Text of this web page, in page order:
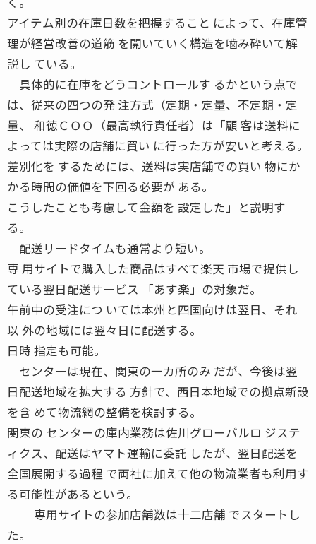
アイテム別の在庫日数を把握すること によって、在庫管
理が経営改善の道筋 を開いていく構造を噛み砕いて解
説し ている。
具体的に在庫をどうコントロールす るかという点で
は、従来の四つの発 注方式（定期・定量、不定期・定
量、 和徳ＣＯＯ（最高執行責任者）は「顧 客は送料に
よっては実際の店舗に買い に行った方が安いと考える。
差別化を するためには、送料は実店舗での買い 物にか
かる時間の価値を下回る必要が ある。
こうしたことも考慮して金額を 設定した」と説明す
る。
配送リードタイムも通常より短い。
専 用サイトで購入した商品はすべて楽天 市場で提供し
ている翌日配送サービス 「あす楽」の対象だ。
午前中の受注につ いては本州と四国向けは翌日、それ
以 外の地域には翌々日に配送する。
日時 指定も可能。
センターは現在、関東の一カ所のみ だが、今後は翌
日配送地域を拡大する 方針で、西日本地域での拠点新設
を含 めて物流網の整備を検討する。
関東の センターの庫内業務は佐川グローバルロ ジステ
ィクス、配送はヤマト運輸に委託 したが、翌日配送を
全国展開する過程 で両社に加えて他の物流業者も利用す
る可能性があるという。
専用サイトの参加店舗数は十二店舗 でスタートし
た。